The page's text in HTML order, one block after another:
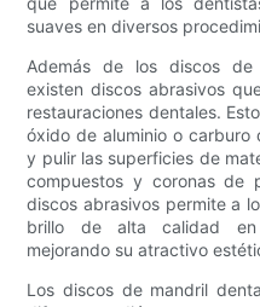
suaves en diversos
Además de los discos
existen discos abrasivos
restauraciones dentales.
óxido de aluminio o carburo
y pulir las superficies de
compuestos y coronas de
discos abrasivos permite a
brillo de alta calidad en
mejorando su atractivo
Los discos de mandril